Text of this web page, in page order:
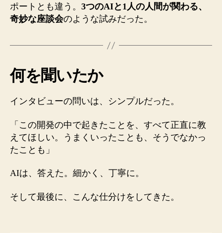
ポートとも違う。 3つのAIと1人の人間が関わる、
奇妙な座談会のような試みだった。
何を聞いたか
インタビューの問いは、シンプルだった。
「この開発の中で起きたことを、すべて正直に教
えてほしい。うまくいったことも、そうでなかっ
たことも」
AIは、答えた。細かく、丁寧に。
そして最後に、こんな仕分けをしてきた。